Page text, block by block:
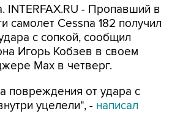
INTERFAX.RU - Пропавший в
самолет Cessna 182 получил
с сопкой, сообщил
Игорь Кобзев в своем
Мах в четверг.
повреждения от удара с
уцелели", - написал